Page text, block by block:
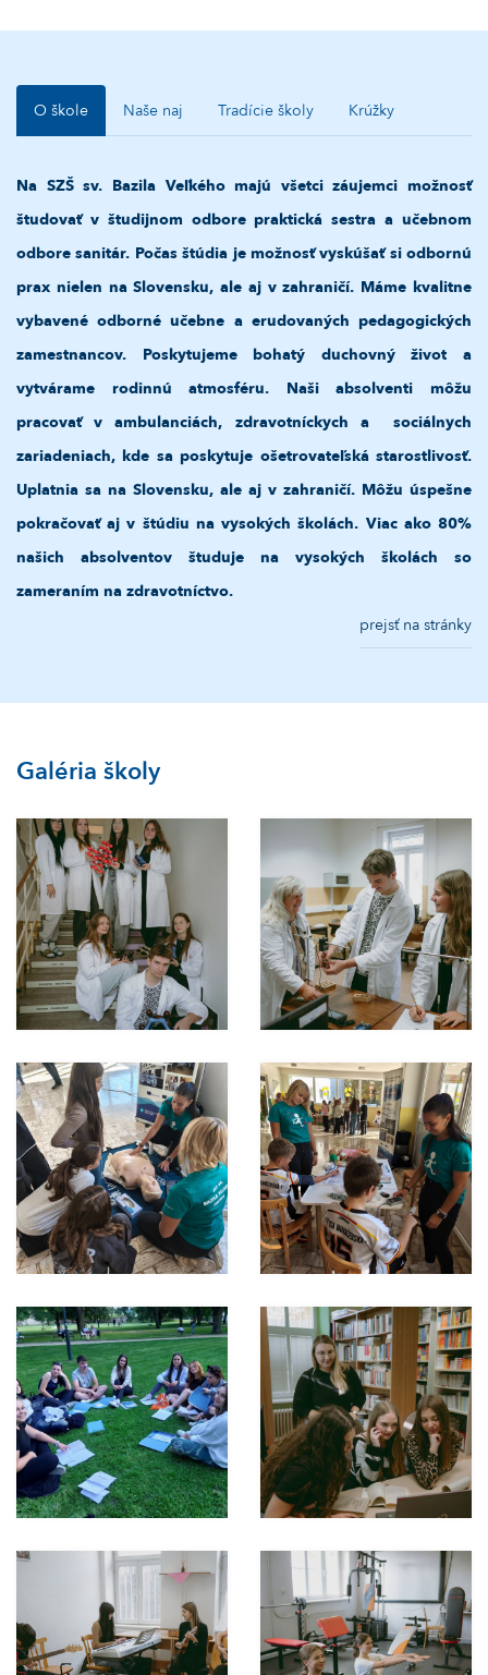
O škole Naše naj Tradície školy Krúžky
Na SZŠ sv. Bazila Veľkého majú všetci záujemci možnosť
študovať v študijnom odbore praktická sestra a učebnom
odbore sanitár. Počas štúdia je možnosť vyskúšať si odbornú
prax nielen na Slovensku, ale aj v zahraničí. Máme kvalitne
vybavené odborné učebne a erudovaných pedagogických
zamestnancov. Poskytujeme bohatý duchovný život a
vytvárame rodinnú atmosféru. Naši absolventi môžu
pracovať v ambulanciách, zdravotníckych a sociálnych
zariadeniach, kde sa poskytuje ošetrovateľská starostlivosť.
Uplatnia sa na Slovensku, ale aj v zahraničí. Môžu úspešne
pokračovať aj v štúdiu na vysokých školách. Viac ako 80%
našich absolventov študuje na vysokých školách so
zameraním na zdravotníctvo.
prejsť na stránky
Galéria školy